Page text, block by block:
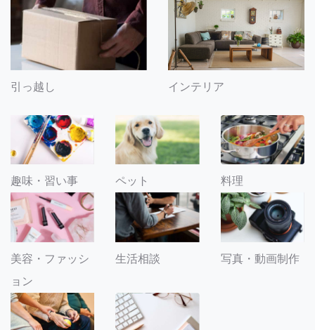
引っ越し インテリア
趣味・習い事 ペット 料理
美容・ファッシ
ョン
生活相談 写真・動画制作